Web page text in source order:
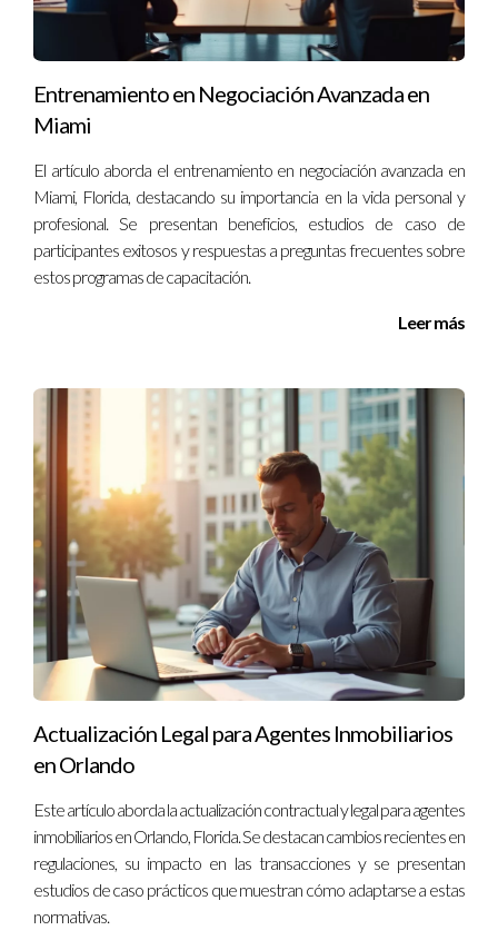
y calidad del trabajo.
más sobre optimización?
Existen muchos cursos online y libros especializados que
pueden proporcionarte herramientas prácticas y teóricas
sobre optimización industrial.
A lo largo de mi carrera he trabajado con diversas empresas
que enfrentan estos retos. Mi experiencia me ha mostrado
específicas. No dudes en ponerte en contacto conmigo para
discutir cómo puedo asistirte en este proceso.
Entrenamiento en Negociación Avanzada en
Miami
El artículo aborda el entrenamiento en negociación avanzada en
Miami, Florida, destacando su importancia en la vida personal y
profesional. Se presentan beneficios, estudios de caso de
participantes exitosos y respuestas a preguntas frecuentes sobre
estos programas de capacitación.
Leer más
Actualización Legal para Agentes Inmobiliarios
en Orlando
Este artículo aborda la actualización contractual y legal para agentes
inmobiliarios en Orlando, Florida. Se destacan cambios recientes en
regulaciones, su impacto en las transacciones y se presentan
estudios de caso prácticos que muestran cómo adaptarse a estas
normativas.